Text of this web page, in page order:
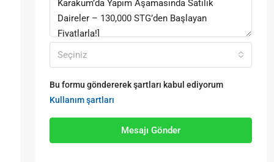
Seçiniz
Bu formu göndererek şartları kabul ediyorum
Kullanım şartları
Mesajı Gönder